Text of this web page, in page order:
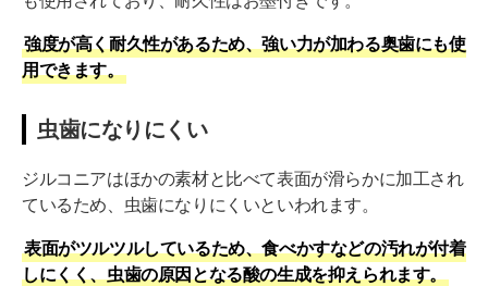
強度が高く耐久性があるため、強い力が加わる奥歯にも使
用できます。
虫歯になりにくい
ジルコニアはほかの素材と比べて表面が滑らかに加工され
ているため、虫歯になりにくいといわれます。
表面がツルツルしているため、食べかすなどの汚れが付着
しにくく、虫歯の原因となる酸の生成を抑えられます。